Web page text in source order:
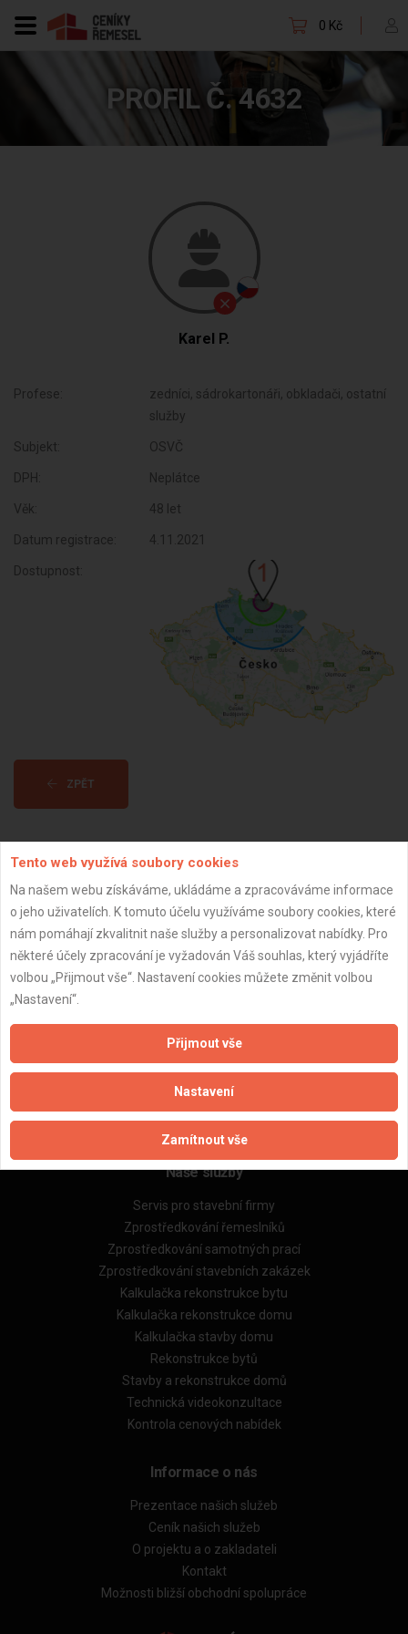
0 Kč
PROFIL Č. 4632
Karel P.
Profese:
zedníci, sádrokartonáři, obkladači, ostatní
služby
Subjekt: OSVČ
DPH: Neplátce
Věk: 48 let
Datum registrace: 4.11.2021
Dostupnost:
ZPĚT
Důležité informace
Zásady pro používání souborů cookie
Naše excelové tabulky online
Naše služby
Servis pro stavební firmy
Zprostředkování řemeslníků
Zprostředkování samotných prací
Zprostředkování stavebních zakázek
Kalkulačka rekonstrukce bytu
Kalkulačka rekonstrukce domu
Kalkulačka stavby domu
Rekonstrukce bytů
Stavby a rekonstrukce domů
Technická videokonzultace
Kontrola cenových nabídek
Informace o nás
Prezentace našich služeb
Ceník našich služeb
O projektu a o zakladateli
Kontakt
Možnosti bližší obchodní spolupráce
Tento web využívá soubory cookies
Na našem webu získáváme, ukládáme a zpracováváme informace
o jeho uživatelích. K tomuto účelu využíváme soubory cookies, které
nám pomáhají zkvalitnit naše služby a personalizovat nabídky. Pro
některé účely zpracování je vyžadován Váš souhlas, který vyjádříte
volbou „Přijmout vše“. Nastavení cookies můžete změnit volbou
„Nastavení“.
Přijmout vše
Nastavení
Zamítnout vše